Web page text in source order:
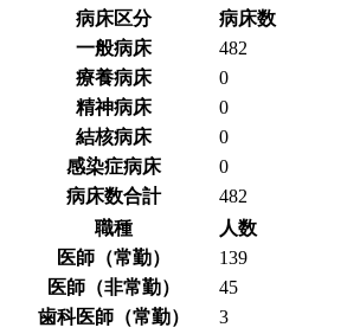
病床区分
病床数
一般病床
482
療養病床
0
精神病床
0
結核病床
0
感染症病床
0
病床数合計
482
職種
人数
医師（常勤）
139
医師（非常勤）
45
歯科医師（常勤）
3